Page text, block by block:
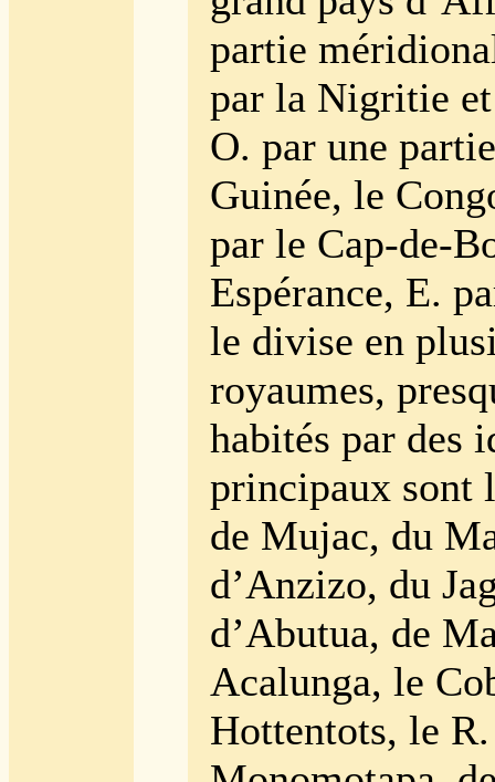
partie
par la Nigritie
O. par une
Guinée, le
par le Cap-de-
Espérance, E.
le divise en
royaumes,
habités par des
principaux sont
de Mujac, du
d’Anzizo, du
d’Abutua, de
Acalunga, le
Hottentots, le